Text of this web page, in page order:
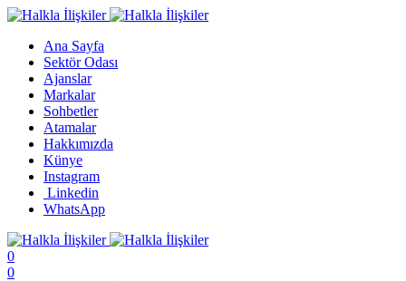
Ana Sayfa
Sektör Odası
Ajanslar
Markalar
Sohbetler
Atamalar
Hakkımızda
Künye
Instagram
Linkedin
WhatsApp
0
0